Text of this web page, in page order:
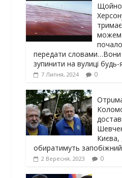
передати
зупинити на вулиці
7 Липня, 2024 0
обиратимуть запобіжний
2 Вересня, 2023 0